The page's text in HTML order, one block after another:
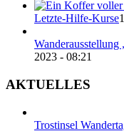
Letzte-Hilfe-Kurse
Wanderausstellung
2023 - 08:21
AKTUELLES
Trostinsel